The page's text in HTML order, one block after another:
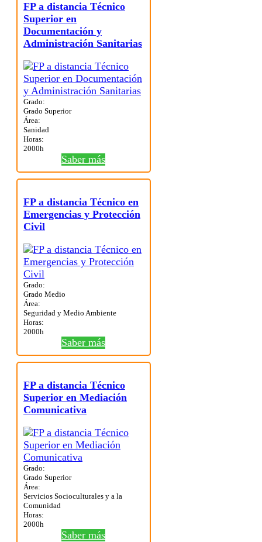
FP a distancia Técnico
Superior en
Documentación y
Administración Sanitarias
Grado:
Grado Superior
Área:
Sanidad
Horas:
2000h
Saber más
FP a distancia Técnico en
Emergencias y Protección
Civil
Grado:
Grado Medio
Área:
Seguridad y Medio Ambiente
Horas:
2000h
Saber más
FP a distancia Técnico
Superior en Mediación
Comunicativa
Grado:
Grado Superior
Área:
Servicios Socioculturales y a la
Comunidad
Horas:
2000h
Saber más